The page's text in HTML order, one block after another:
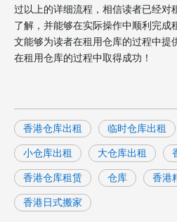
过以上的详细流程，相信读者已经对
了解，并能够在实际操作中顺利完成
文能够为读者在租用仓库的过程中提
在租用仓库的过程中取得成功！
香港仓库出租 临时仓库出租
小仓库出租 大仓库出租
香港仓库租赁 仓库 香港
香港日式搬家